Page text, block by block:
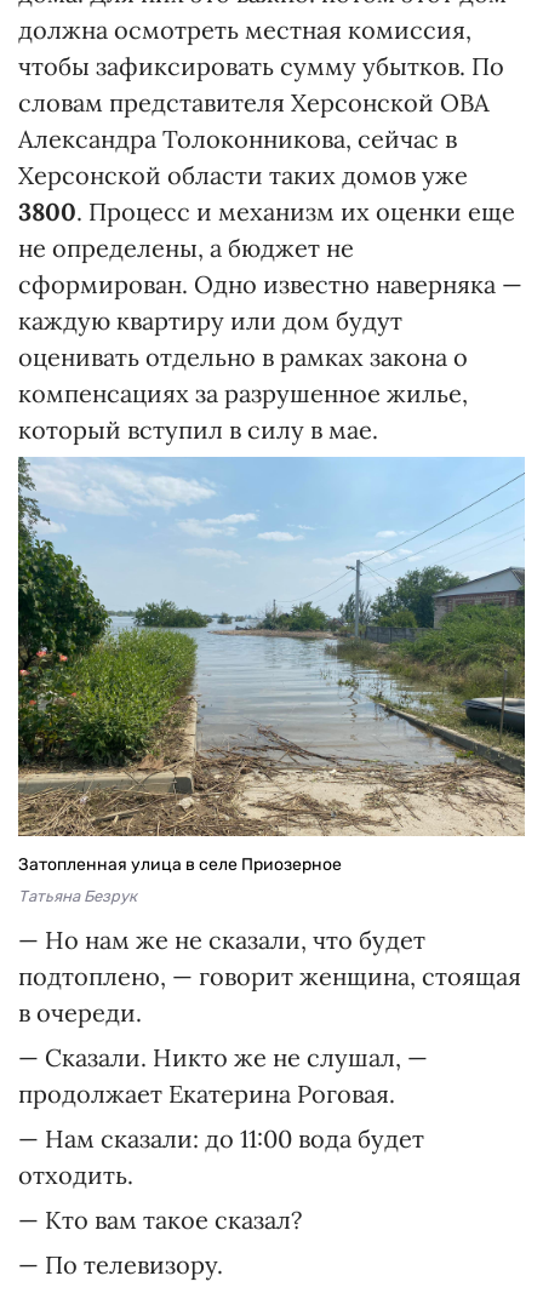
должна осмотреть местная комиссия,
чтобы зафиксировать сумму убытков. По
словам представителя Херсонской ОВА
Александра Толоконникова, сейчас в
Херсонской области таких домов уже
3800. Процесс и механизм их оценки еще
не определены, а бюджет не
сформирован. Одно известно наверняка —
каждую квартиру или дом будут
оценивать отдельно в рамках закона о
компенсациях за разрушенное жилье,
который вступил в силу в мае.
Затопленная улица в селе Приозерное
Татьяна Безрук
— Но нам же не сказали, что будет
подтоплено, — говорит женщина, стоящая
в очереди.
— Сказали. Никто же не слушал, —
продолжает Екатерина Роговая.
— Нам сказали: до 11:00 вода будет
отходить.
— Кто вам такое сказал?
— По телевизору.